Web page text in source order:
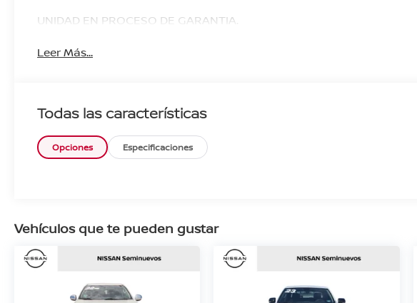
UNIDAD EN PROCESO DE GARANTIA.
Leer Más...
Todas las características
Opciones Especificaciones
Vehículos que te pueden gustar